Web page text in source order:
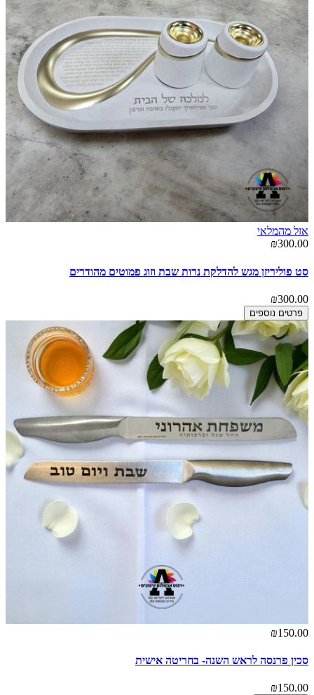
אזל מהמלאי
₪300.00
סט פוליריזן מגש להדלקת נרות שבת וזוג פמוטים מהודרים
₪300.00
פרטים נוספים
₪150.00
סכין פרנסה לראש השנה- בחריטה אישית
₪150.00